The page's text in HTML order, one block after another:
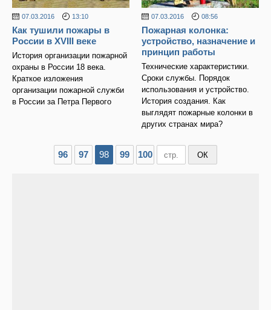
07.03.2016 13:10
Как тушили пожары в
России в XVIII веке
История организации пожарной
охраны в России 18 века.
Краткое изложения
организации пожарной служби
в России за Петра Первого
07.03.2016 08:56
Пожарная колонка:
устройство, назначение и
принцип работы
Технические характеристики.
Сроки службы. Порядок
использования и устройство.
История создания. Как
выглядят пожарные колонки в
других странах мира?
96 97 98 99 100 ОК